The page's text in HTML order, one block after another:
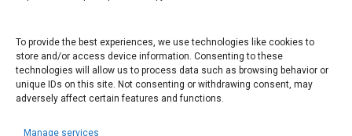
To provide the best experiences, we use technologies like cookies to
store and/or access device information. Consenting to these
technologies will allow us to process data such as browsing behavior or
unique IDs on this site. Not consenting or withdrawing consent, may
adversely affect certain features and functions.
Manage services
ИНСТИТУЦИИ В ЛОВЕЧ
Административен съд Ловеч
Областна администрация Ловеч